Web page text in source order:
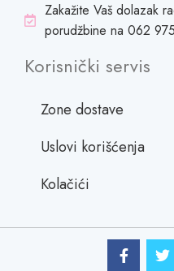
Zakažite Vaš dolazak
porudžbine na 062
Korisnički servis
Zone dostave
Uslovi korišćenja
Kolačići